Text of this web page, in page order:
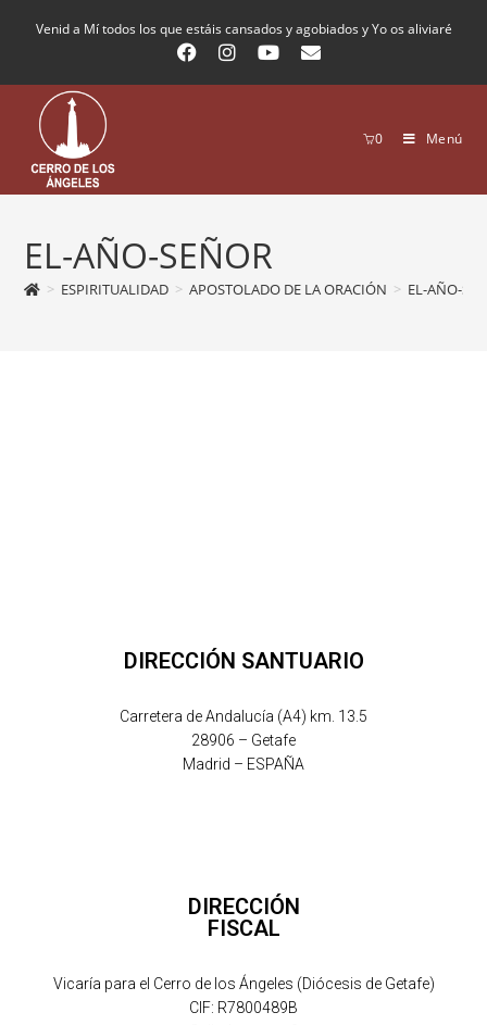
Venid a Mí todos los que estáis cansados y agobiados y Yo os aliviaré
0 Menú
EL-AÑO-SEÑOR
> ESPIRITUALIDAD > APOSTOLADO DE LA ORACIÓN > EL-AÑO-
DIRECCIÓN SANTUARIO
Carretera de Andalucía (A4) km. 13.5
28906 – Getafe
Madrid – ESPAÑA
DIRECCIÓN
FISCAL
Vicaría para el Cerro de los Ángeles (Diócesis de Getafe)
CIF: R7800489B